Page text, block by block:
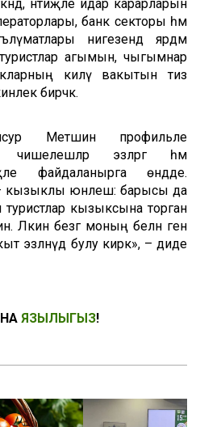
нәтиҗәле идарә карарларын
банк секторы һәм
нигезендә ярдәм
агымын, чыгымнар
килү вакытын тиз
бирәчәк.
Метшин профильле
чишелешләр эзләргә һәм
файдаланырга өндәде.
кызыклы юнәлеш: барысы да
туристлар кызыксына торган
Ләкин безгә моның белән генә
эзләнүдә булу кирәк», – диде
ЯЗЫЛЫГЫЗ!